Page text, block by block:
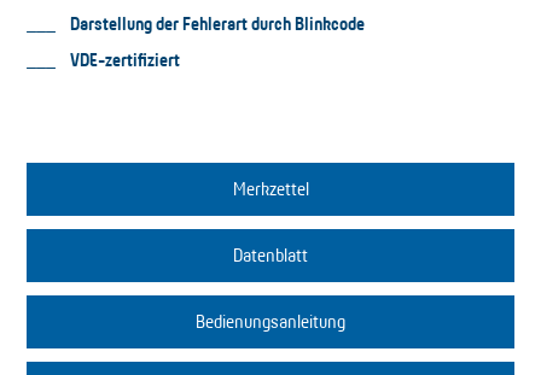
Darstellung der Fehlerart durch Blinkcode
VDE-zertifiziert
Merkzettel
Datenblatt
Bedienungsanleitung